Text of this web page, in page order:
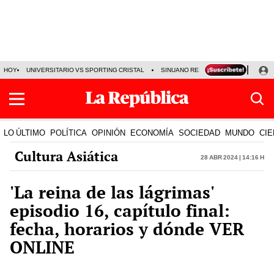
HOY UNIVERSITARIO VS SPORTING CRISTAL SINUANO RESULTADOS HOY
LO ÚLTIMO POLÍTICA OPINIÓN ECONOMÍA SOCIEDAD MUNDO
Cultura Asiática 28 Abr 2024 | 14:16 h
'La reina de las lágrimas'
episodio 16, capítulo final:
fecha, horarios y dónde VER
ONLINE